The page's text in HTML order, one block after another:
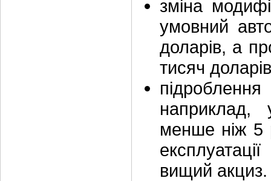
зміна
умовний
доларів, а
тисяч
підроблення
наприклад,
менше ніж 5
вищий акциз.